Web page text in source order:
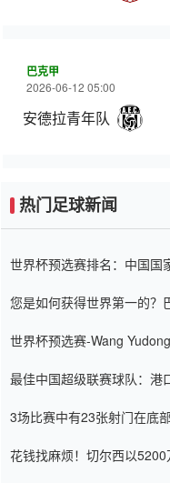
巴克甲
2026-06-12 05:00
安德拉青年队
热门足球新闻
世界杯预选赛排名：中国国
您是如何获得世界第一的？
世界杯预选赛-Wang
最佳中国超级联赛球队：港
3场比赛中有23张射门在底
花钱找麻烦！切尔西以